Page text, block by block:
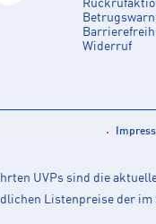
Widerruf
UVPs sind die
Listenpreise der